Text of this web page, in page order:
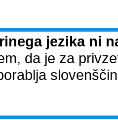
jezika ni
da je za